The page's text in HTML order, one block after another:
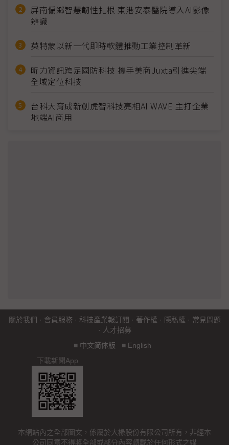
屏南偏鄉智慧韌性扎根 東港安泰醫院導入AI影像
辨識
英特蒙以新一代即時軟體推動工業控制革新
昕力資訊跨足國防科技 攜手美商Juxta引進尖端
全域定位科技
台科大育成新創虎智科技亮相AI WAVE 主打企業
地端AI商用
關於我們 · 會員服務 · 科技產業報訂閱 · 著作權 · 隱私權 · 常見問題
· 人才招募
■ 中文简体版 ■ English
下載新聞App
本網站內之全部圖文，係屬於大椽股份有限公司所有，非經本
公司同意不得將全部或部分內容轉載於任何形式之媒